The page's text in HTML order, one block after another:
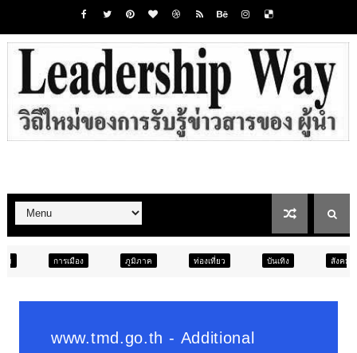
ภูมิภาค ท่องเที่ยว บันเทิง ภูมิภาค